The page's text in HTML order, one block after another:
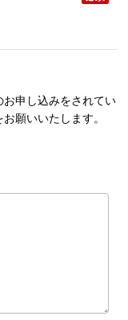
申し込みをされてい
願いいたします。